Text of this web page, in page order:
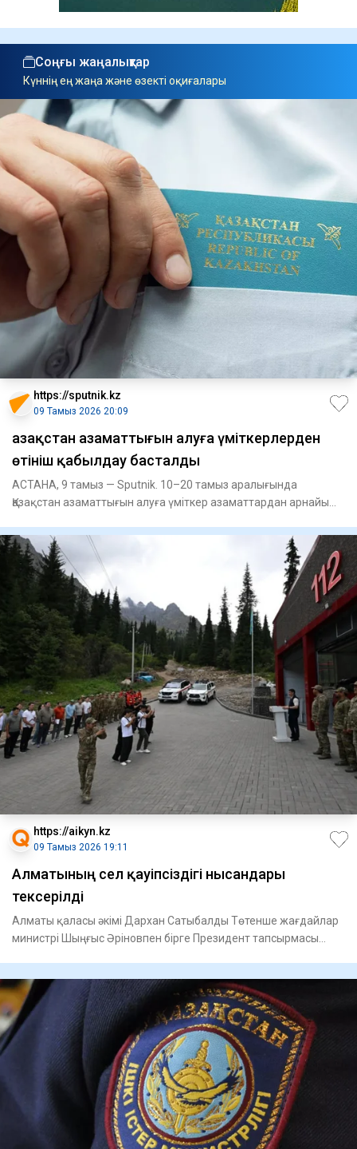
Соңғы жаңалықтар
Күннің ең жаңа және өзекті оқиғалары
https://sputnik.kz
09 Тамыз 2026 20:09
Қазақстан азаматтығын алуға үміткерлерден
өтініш қабылдау басталды
АСТАНА, 9 тамыз — Sputnik. 10–20 тамыз аралығында
Қазақстан азаматтығын алуға үміткер азаматтардан арнайы
https://aikyn.kz
09 Тамыз 2026 19:11
Алматының сел қауіпсіздігі нысандары
тексерілді
Алматы қаласы әкімі Дархан Сатыбалды Төтенше жағдайлар
министрі Шыңғыс Әріновпен бірге Президент тапсырмасы